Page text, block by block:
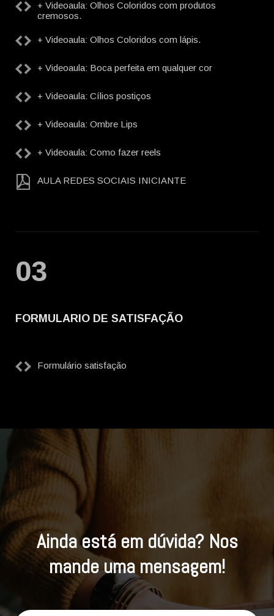
+ Videoaula: Olhos Coloridos com produtos
cremosos.
+ Videoaula: Olhos Coloridos com lápis.
+ Videoaula: Boca perfeita em qualquer cor
+ Videoaula: Cílios postiços
+ Videoaula: Ombre Lips
+ Videoaula: Como fazer reels
AULA REDES SOCIAIS INICIANTE
03
FORMULARIO DE SATISFAÇÃO
Formulário satisfação
Ainda está em dúvida? Nos
mande uma mensagem!